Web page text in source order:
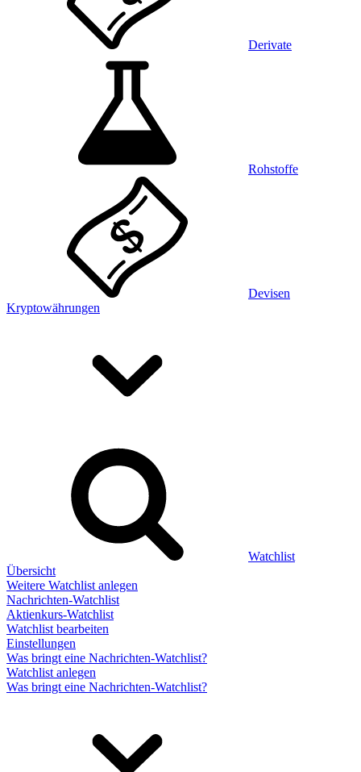
Derivate
Rohstoffe
Devisen
Kryptowährungen
Watchlist
Übersicht
Weitere Watchlist anlegen
Nachrichten-Watchlist
Aktienkurs-Watchlist
Watchlist bearbeiten
Einstellungen
Was bringt eine Nachrichten-Watchlist?
Watchlist anlegen
Was bringt eine Nachrichten-Watchlist?